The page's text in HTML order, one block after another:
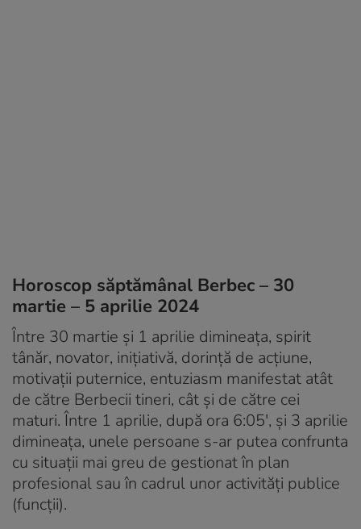
Horoscop săptămânal Berbec – 30
martie – 5 aprilie 2024
Între 30 martie și 1 aprilie dimineața, spirit
tânăr, novator, inițiativă, dorință de acțiune,
motivații puternice, entuziasm manifestat atât
de către Berbecii tineri, cât și de către cei
maturi. Între 1 aprilie, după ora 6:05′, și 3 aprilie
dimineața, unele persoane s-ar putea confrunta
cu situații mai greu de gestionat în plan
profesional sau în cadrul unor activități publice
(funcții).